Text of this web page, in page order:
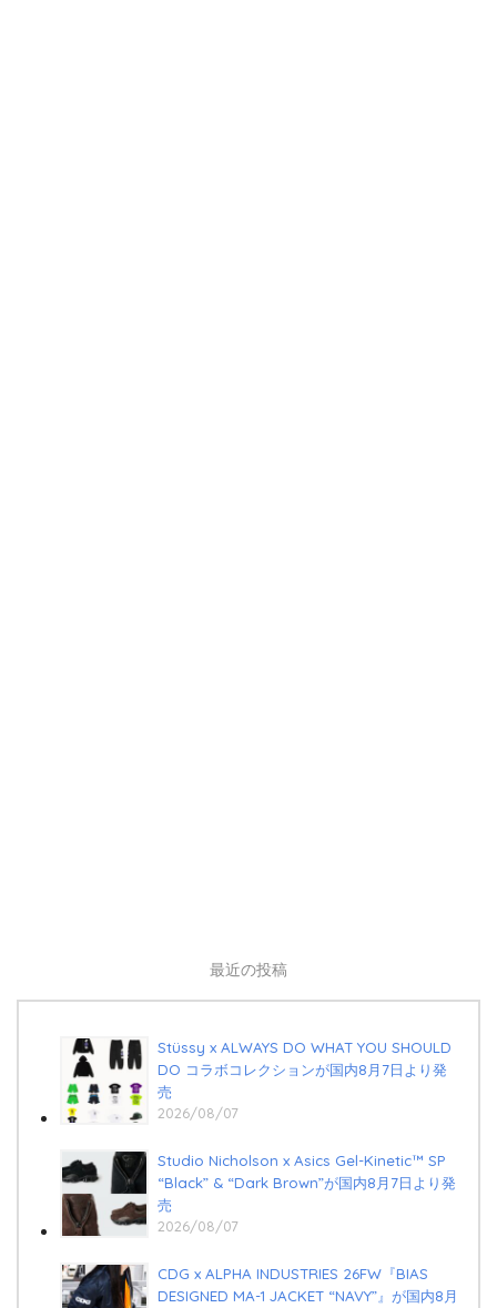
最近の投稿
Stüssy x ALWAYS DO WHAT YOU SHOULD
DO コラボコレクションが国内8月7日より発
売
2026/08/07
Studio Nicholson x Asics Gel-Kinetic™ SP
“Black” & “Dark Brown”が国内8月7日より発
売
2026/08/07
CDG x ALPHA INDUSTRIES 26FW『BIAS
DESIGNED MA-1 JACKET “NAVY”』が国内8月